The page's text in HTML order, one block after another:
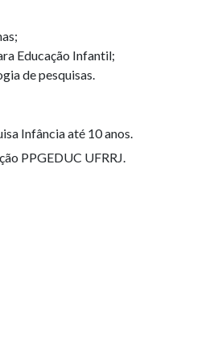
Educação Infantil;
de pesquisas.
Infância até 10 anos.
PPGEDUC UFRRJ.